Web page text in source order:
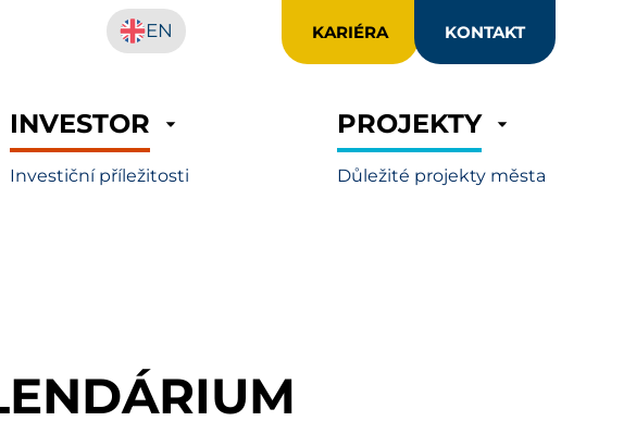
KARIÉRA KONTAKT
EN
INVESTOR
Investiční příležitosti
PROJEKTY
Důležité projekty města